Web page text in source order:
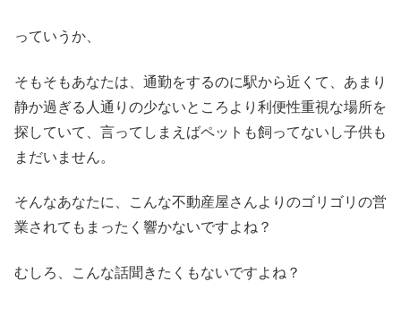
っていうか、
そもそもあなたは、通勤をするのに駅から近くて、あまり
静か過ぎる人通りの少ないところより利便性重視な場所を
探していて、言ってしまえばペットも飼ってないし子供も
まだいません。
そんなあなたに、こんな不動産屋さんよりのゴリゴリの営
業されてもまったく響かないですよね？
むしろ、こんな話聞きたくもないですよね？